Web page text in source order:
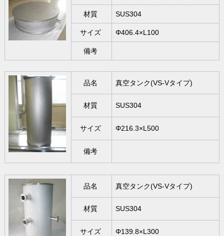
材質 SUS304
サイズ Φ406.4×L100
備考
品名 真空タンク(VS-Vタイプ)
材質 SUS304
サイズ Φ216.3×L500
備考
品名 真空タンク(VS-Vタイプ)
材質 SUS304
サイズ Φ139.8×L300